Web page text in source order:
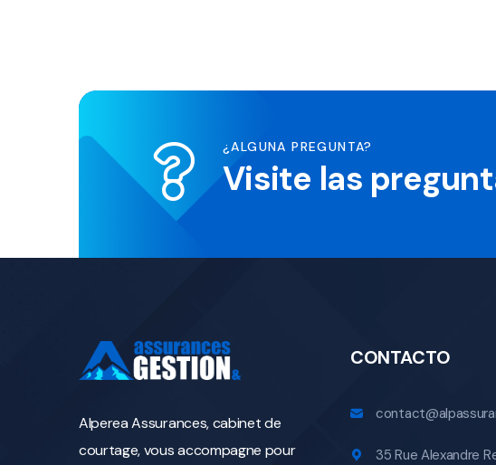
¿ALGUNA PREGUNTA?
Visite las
Alperea Assurances, cabinet de
courtage, vous accompagne pour
CONTACTO
35 Rue Alexandre